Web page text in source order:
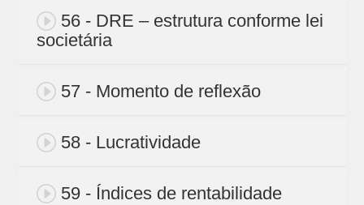
56 - DRE – estrutura conforme lei
societária
57 - Momento de reflexão
58 - Lucratividade
59 - Índices de rentabilidade